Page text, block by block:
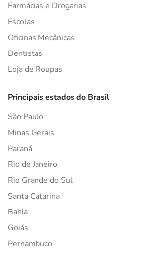
Farmácias e Drogarias
Escolas
Oficinas Mecânicas
Dentistas
Loja de Roupas
Principais estados do Brasil
São Paulo
Minas Gerais
Paraná
Rio de Janeiro
Rio Grande do Sul
Santa Catarina
Bahia
Goiás
Pernambuco